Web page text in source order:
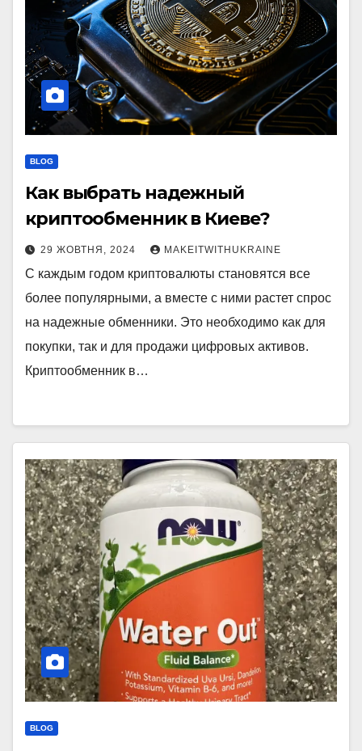
BLOG
Как выбрать надежный
криптообменник в Киеве?
29 ЖОВТНЯ, 2024 MAKEITWITHUKRAINE
С каждым годом криптовалюты становятся все
более популярными, а вместе с ними растет спрос
на надежные обменники. Это необходимо как для
покупки, так и для продажи цифровых активов.
Криптообменник в…
BLOG